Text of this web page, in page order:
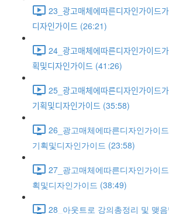
디자인가이드 (26:21)
획및디자인가이드 (41:26)
기획및디자인가이드 (35:58)
26_광고매체에따른디자인가이
기획및디자인가이드 (23:58)
27_광고매체에따른디자인가이
획및디자인가이드 (38:49)
28_아웃트로 강의총정리 및 맺